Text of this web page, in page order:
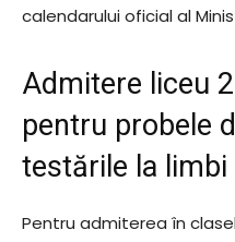
calendarului oficial al
Admitere liceu
pentru probele
testările la
Pentru admiterea în